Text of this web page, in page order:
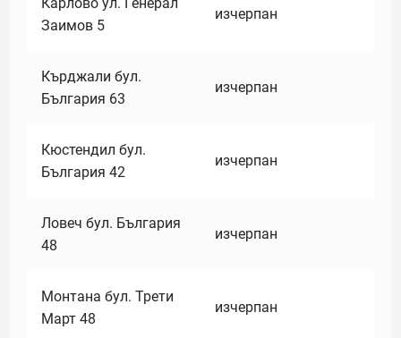
Заимов 5
изчерпан
Кърджали бул.
България 63
изчерпан
Кюстендил бул.
България 42
изчерпан
Ловеч бул. България
48
изчерпан
Монтана бул. Трети
Март 48
изчерпан